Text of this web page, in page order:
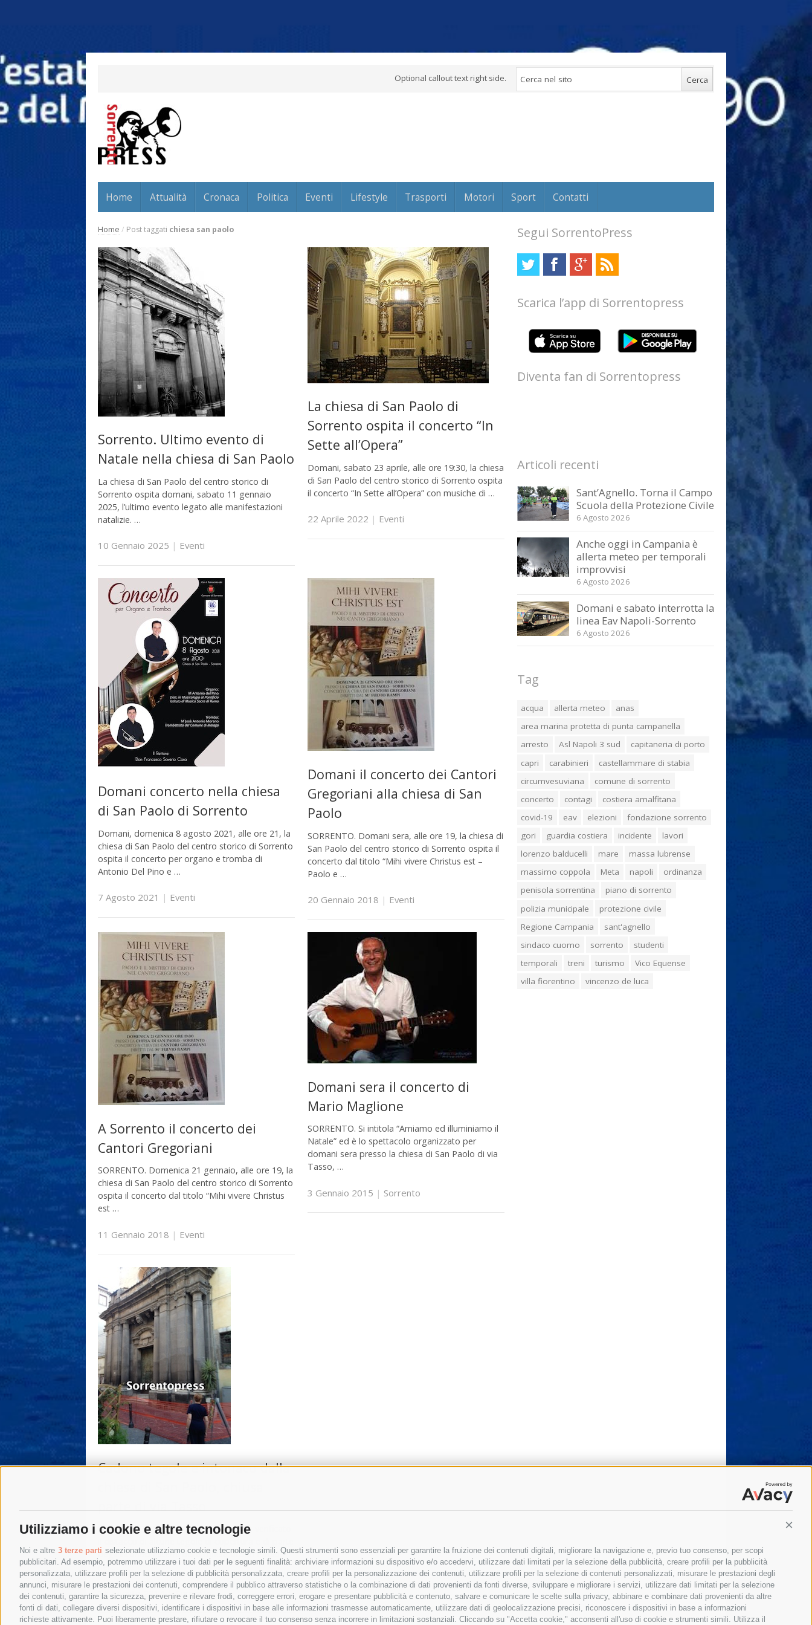
Utilizziamo i cookie e altre tecnologie
Noi e altre 3 terze parti selezionate utilizziamo cookie e tecnologie simili. Questi strumenti sono essenziali per garantire la fruizione dei contenuti digitali, migliorare la navigazione e, previo tuo consenso, per scopi
pubblicitari. Ad esempio, potremmo utilizzare i tuoi dati per le seguenti finalità: archiviare informazioni su dispositivo e/o accedervi, utilizzare dati limitati per la selezione della pubblicità, creare profili per la pubblicità
personalizzata, utilizzare profili per la selezione di pubblicità personalizzata, creare profili per la personalizzazione dei contenuti, utilizzare profili per la selezione di contenuti personalizzati, misurare le prestazioni degli
annunci, misurare le prestazioni dei contenuti, comprendere il pubblico attraverso statistiche o la combinazione di dati provenienti da fonti diverse, sviluppare e migliorare i servizi, utilizzare dati limitati per la selezione
dei contenuti, garantire la sicurezza, prevenire e rilevare frodi, correggere errori, erogare e presentare pubblicità e contenuto, salvare e comunicare le scelte sulla privacy, abbinare e combinare dati provenienti da altre
fonti di dati, collegare diversi dispositivi, identificare i dispositivi in base alle informazioni trasmesse automaticamente, utilizzare dati di geolocalizzazione precisi, riconoscere i dispositivi in base a informazioni
richieste attivamente. Puoi liberamente prestare, rifiutare o revocare il tuo consenso senza incorrere in limitazioni sostanziali. Cliccando su "Accetta cookie," acconsenti all'uso di cookie e strumenti simili. Utilizza il
Optional callout text right side.
Home Attualità Cronaca Politica Eventi Lifestyle Trasporti Motori Sport Contatti
Home / Post taggati chiesa san paolo
Sorrento. Ultimo evento di
Natale nella chiesa di San Paolo
La chiesa di San Paolo del centro storico di
Sorrento ospita domani, sabato 11 gennaio
2025, l’ultimo evento legato alle manifestazioni
natalizie. …
10 Gennaio 2025 | Eventi
La chiesa di San Paolo di
Sorrento ospita il concerto “In
Sette all’Opera”
Domani, sabato 23 aprile, alle ore 19:30, la chiesa
di San Paolo del centro storico di Sorrento ospita
il concerto “In Sette all’Opera” con musiche di …
22 Aprile 2022 | Eventi
Domani concerto nella chiesa
di San Paolo di Sorrento
Domani, domenica 8 agosto 2021, alle ore 21, la
chiesa di San Paolo del centro storico di Sorrento
ospita il concerto per organo e tromba di
Antonio Del Pino e …
7 Agosto 2021 | Eventi
Domani il concerto dei Cantori
Gregoriani alla chiesa di San
Paolo
SORRENTO. Domani sera, alle ore 19, la chiesa di
San Paolo del centro storico di Sorrento ospita il
concerto dal titolo “Mihi vivere Christus est –
Paolo e …
20 Gennaio 2018 | Eventi
A Sorrento il concerto dei
Cantori Gregoriani
SORRENTO. Domenica 21 gennaio, alle ore 19, la
chiesa di San Paolo del centro storico di Sorrento
ospita il concerto dal titolo “Mihi vivere Christus
est …
11 Gennaio 2018 | Eventi
Domani sera il concerto di
Mario Maglione
SORRENTO. Si intitola “Amiamo ed illuminiamo il
Natale” ed è lo spettacolo organizzato per
domani sera presso la chiesa di San Paolo di via
Tasso, …
3 Gennaio 2015 | Sorrento
Cadono tegole e intonaco dalla
parte di via Tasso
SORRENTO. Nel primo pomeriggio si è verificato
degli intonaci esterni della chiesa di San Paolo,
nei …
16 Agosto 2014|Sorrento
Segui SorrentoPress
Scarica l’app di Sorrentopress
Diventa fan di Sorrentopress
Articoli recenti
Sant’Agnello. Torna il Campo
Scuola della Protezione Civile
6 Agosto 2026
Anche oggi in Campania è
allerta meteo per temporali
improvvisi
6 Agosto 2026
Domani e sabato interrotta la
linea Eav Napoli-Sorrento
6 Agosto 2026
Tag
acqua allerta meteo
anas
area marina protetta di punta campanella
arresto
Asl Napoli 3 sud
capitaneria di porto
capri
carabinieri
castellammare di stabia
circumvesuviana
comune di sorrento
concerto
contagi
costiera amalfitana
covid-19
eav elezioni
fondazione sorrento
gori
guardia costiera incidente
lavori
lorenzo balducelli
mare
massa lubrense
massimo coppola
Meta napoli
ordinanza
penisola sorrentina
piano di sorrento
polizia municipale
protezione civile
Regione Campania
sant'agnello
sindaco cuomo
sorrento
studenti
temporali
treni turismo
Vico Equense
villa fiorentino
vincenzo de luca